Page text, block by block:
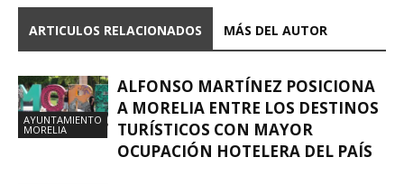
ARTICULOS RELACIONADOS MÁS DEL AUTOR
AYUNTAMIENTO
MORELIA
ALFONSO MARTÍNEZ POSICIONA
A MORELIA ENTRE LOS DESTINOS
TURÍSTICOS CON MAYOR
OCUPACIÓN HOTELERA DEL PAÍS